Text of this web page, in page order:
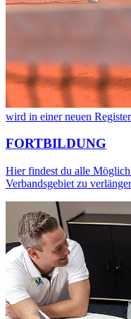
wird in einer neuen
FORTBILDUNG
Hier findest du alle
Verbandsgebiet zu